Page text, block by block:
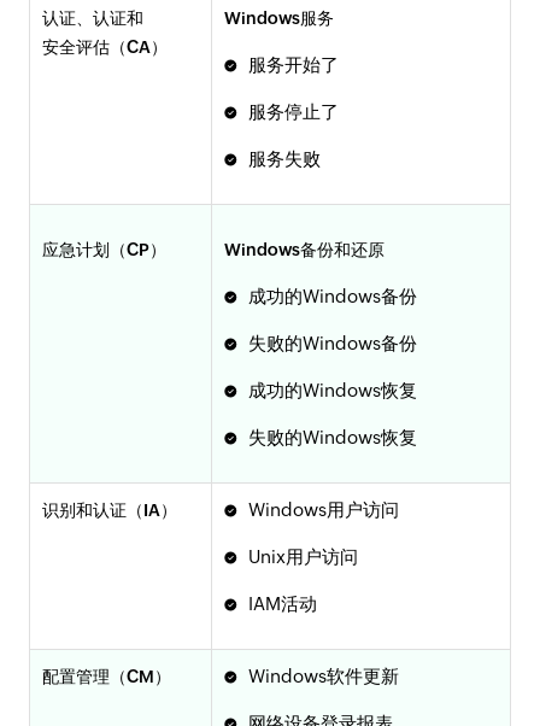
认证、认证和
安全评估（CA）
Windows服务
服务开始了
服务停止了
服务失败
应急计划（CP） Windows备份和还原
成功的Windows备份
失败的Windows备份
成功的Windows恢复
失败的Windows恢复
识别和认证（IA） Windows用户访问
Unix用户访问
IAM活动
配置管理（CM） Windows软件更新